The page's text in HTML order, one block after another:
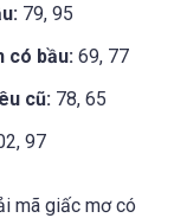
79, 95
có bầu: 69, 77
cũ: 78, 65
97
mã giấc mơ có